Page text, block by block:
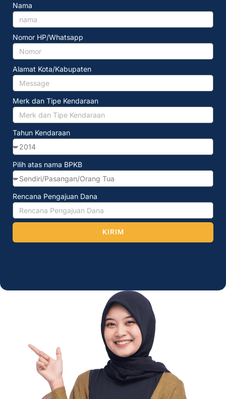
Nama
Nomor HP/Whatsapp
Alamat Kota/Kabupaten
Merk dan Tipe Kendaraan
Tahun Kendaraan
Pilih atas nama BPKB
Rencana Pengajuan Dana
KIRIM